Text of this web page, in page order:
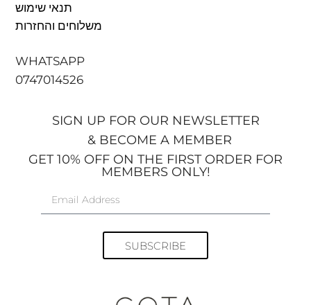
תנאי שימוש
משלוחים והחזרות
WHATSAPP
0747014526
SIGN UP FOR OUR NEWSLETTER
& BECOME A MEMBER
GET 10% OFF ON THE FIRST ORDER FOR
MEMBERS ONLY!
SUBSCRIBE